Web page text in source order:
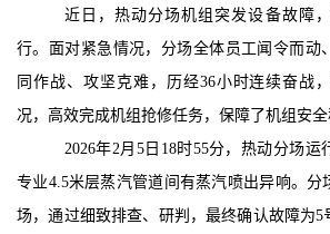
供热投
省级政
市级政策
供热协
荣誉
滚动图
人才
近日，热动分场机组突发设备故障
行。面对紧急情况，分场全体员工闻令而动
同作战、攻坚克难，历经36小时连续奋战
况，高效完成机组抢修任务，保障了机组安全
2026年2月5日18时55分，热动分场运
专业4.5米层蒸汽管道间有蒸汽喷出异响。分
场，通过细致排查、研判，最终确认故障为5